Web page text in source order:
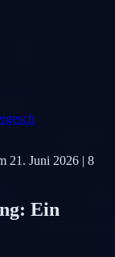
21. Juni 2026 | 8
Ein